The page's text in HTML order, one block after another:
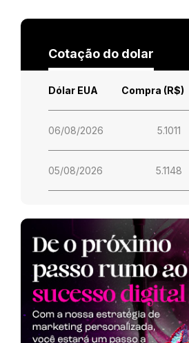
Cotação do dolar
Dólar EUA Compra (R$)
06/08/2026 5.1011
05/08/2026 5.1148